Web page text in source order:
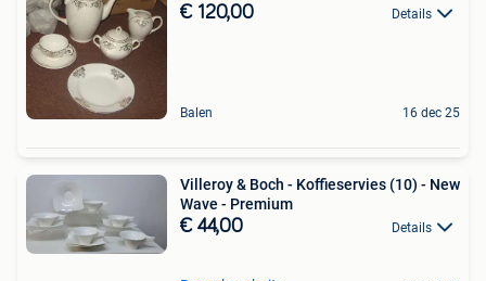
€ 120,00 Details
Balen 16 dec 25
Villeroy & Boch - Koffieservies (10) - New
Wave - Premium
€ 44,00 Details